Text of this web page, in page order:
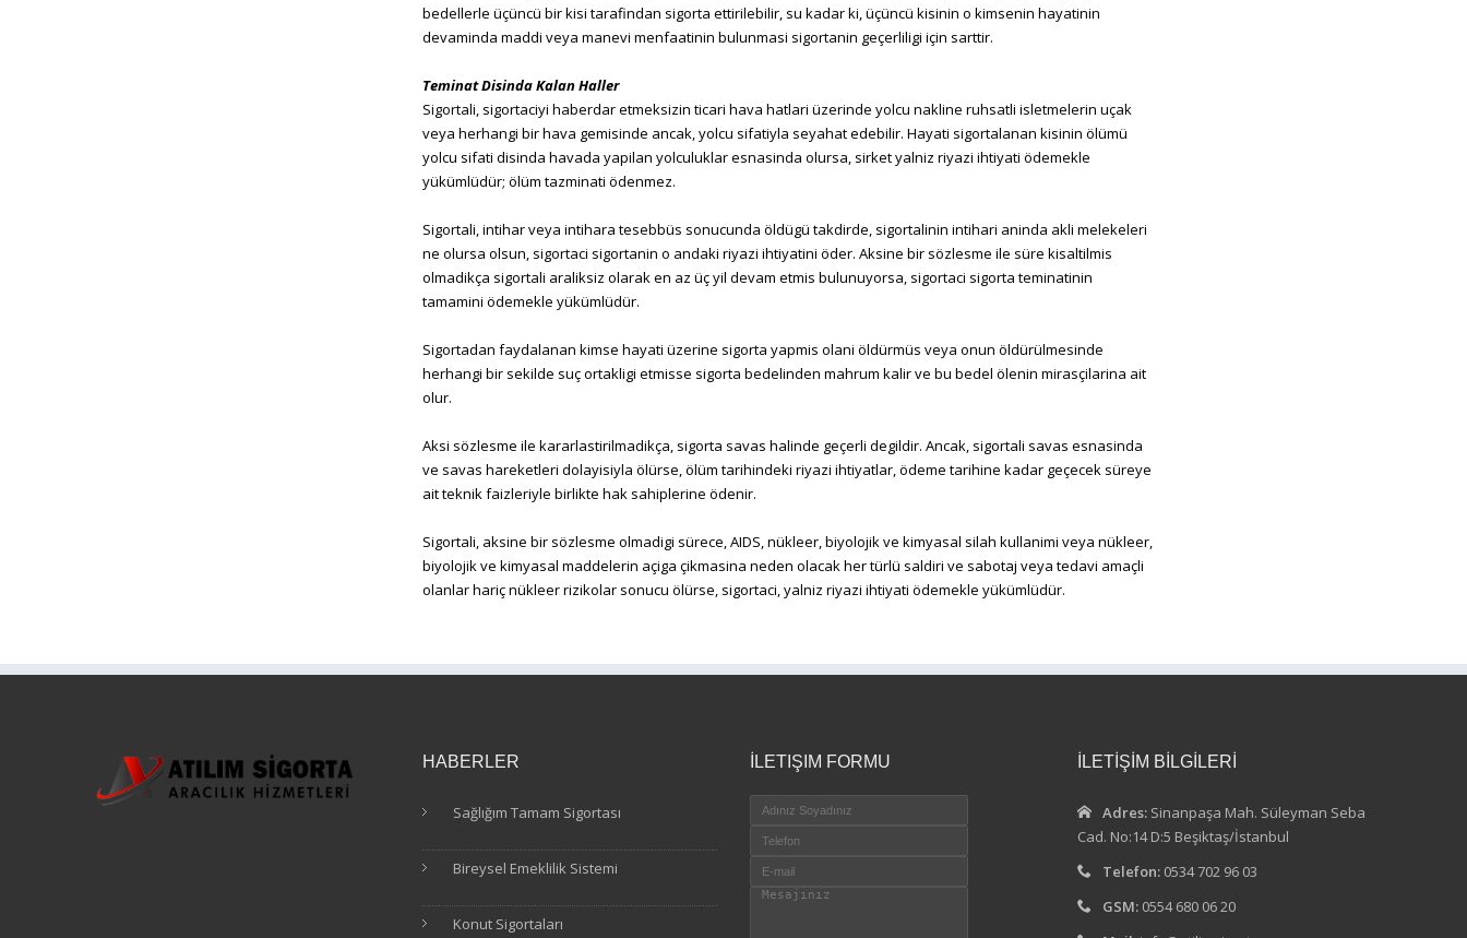
bedellerle üçüncü bir kisi tarafindan sigorta ettirilebilir, su kadar ki, üçüncü kisinin o kimsenin hayatinin
devaminda maddi veya manevi menfaatinin bulunmasi sigortanin geçerliligi için sarttir.
Teminat Disinda Kalan Haller
Sigortali, sigortaciyi haberdar etmeksizin ticari hava hatlari üzerinde yolcu nakline ruhsatli isletmelerin uçak
veya herhangi bir hava gemisinde ancak, yolcu sifatiyla seyahat edebilir. Hayati sigortalanan kisinin ölümü
yolcu sifati disinda havada yapilan yolculuklar esnasinda olursa, sirket yalniz riyazi ihtiyati ödemekle
yükümlüdür; ölüm tazminati ödenmez.
Sigortali, intihar veya intihara tesebbüs sonucunda öldügü takdirde, sigortalinin intihari aninda akli melekeleri
ne olursa olsun, sigortaci sigortanin o andaki riyazi ihtiyatini öder. Aksine bir sözlesme ile süre kisaltilmis
olmadikça sigortali araliksiz olarak en az üç yil devam etmis bulunuyorsa, sigortaci sigorta teminatinin
tamamini ödemekle yükümlüdür.
Sigortadan faydalanan kimse hayati üzerine sigorta yapmis olani öldürmüs veya onun öldürülmesinde
herhangi bir sekilde suç ortakligi etmisse sigorta bedelinden mahrum kalir ve bu bedel ölenin mirasçilarina ait
olur.
Aksi sözlesme ile kararlastirilmadikça, sigorta savas halinde geçerli degildir. Ancak, sigortali savas esnasinda
ve savas hareketleri dolayisiyla ölürse, ölüm tarihindeki riyazi ihtiyatlar, ödeme tarihine kadar geçecek süreye
ait teknik faizleriyle birlikte hak sahiplerine ödenir.
Sigortali, aksine bir sözlesme olmadigi sürece, AIDS, nükleer, biyolojik ve kimyasal silah kullanimi veya nükleer,
biyolojik ve kimyasal maddelerin açiga çikmasina neden olacak her türlü saldiri ve sabotaj veya tedavi amaçli
olanlar hariç nükleer rizikolar sonucu ölürse, sigortaci, yalniz riyazi ihtiyati ödemekle yükümlüdür.
HABERLER
Sağlığım Tamam Sigortası
Bireysel Emeklilik Sistemi
Konut Sigortaları
İLETIŞIM FORMU İLETİŞİM BİLGİLERİ
Adres: Sinanpaşa Mah. Süleyman Seba
Cad. No:14 D:5 Beşiktaş/İstanbul
Telefon: 0534 702 96 03
GSM: 0554 680 06 20